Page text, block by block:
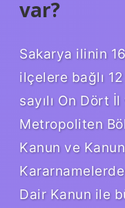
var?
Sakarya ilinin
ilçelere bağlı
sayılı On Dört
Metropoliten
Kanun ve
Dair Kanun ile